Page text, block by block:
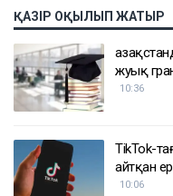
ҚАЗІР ОҚЫЛЫП ЖАТЫР
жуық
10:36
TikTok-
айтқан
10:06